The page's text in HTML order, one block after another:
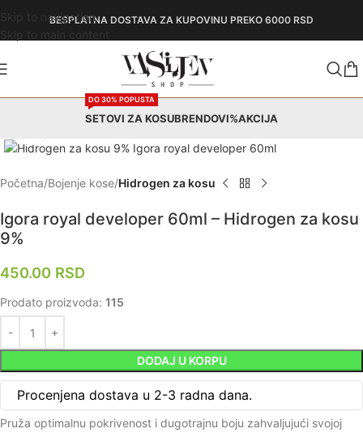
Skip to navigationBESPLATNA DOSTAVA ZA KUPOVINU PREKO 6000 RSD
SETOVI ZA KOSU
DO 30% POPUSTA
BRENDOVI%AKCIJA
Početna Bojenje kose Hidrogen za kosu
Igora royal developer 60ml – Hidrogen za kosu
9%
450.00 RSD
Prodato proizvoda: 115
DODAJ U KORPU
Procenjena dostava u 2-3 radna dana.
Pruža optimalnu pokrivenost i dugotrajnu boju zahvaljujući svojoj